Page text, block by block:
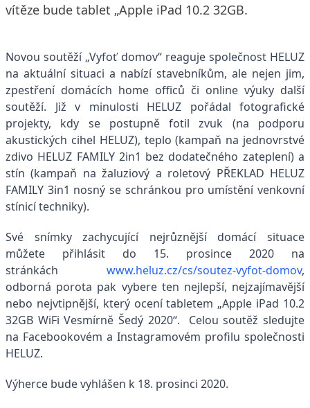
vítěze bude tablet „Apple iPad 10.2 32GB.
Novou soutěží „Vyfoť domov“ reaguje společnost HELUZ
na aktuální situaci a nabízí stavebníkům, ale nejen jim,
zpestření domácích home officů či online výuky další
soutěží. Již v minulosti HELUZ pořádal fotografické
projekty, kdy se postupně fotil zvuk (na podporu
akustických cihel HELUZ), teplo (kampaň na jednovrstvé
zdivo HELUZ FAMILY 2in1 bez dodatečného zateplení) a
stín (kampaň na žaluziový a roletový PŘEKLAD HELUZ
FAMILY 3in1 nosný se schránkou pro umístění venkovní
stínicí techniky).
Své snímky zachycující nejrůznější domácí situace
můžete přihlásit do 15. prosince 2020 na
stránkách www.heluz.cz/cs/soutez-vyfot-domov,
odborná porota pak vybere ten nejlepší, nejzajímavější
nebo nejvtipnější, který ocení tabletem „Apple iPad 10.2
32GB WiFi Vesmírně Šedý 2020“. Celou soutěž sledujte
na Facebookovém a Instagramovém profilu společnosti
HELUZ.
Výherce bude vyhlášen k 18. prosinci 2020.